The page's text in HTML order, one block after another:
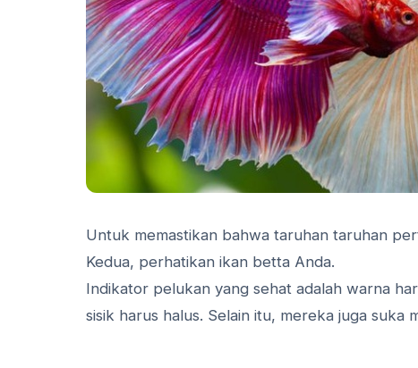
Untuk memastikan bahwa taruhan taruhan
Kedua, perhatikan ikan betta Anda.
Indikator pelukan yang sehat adalah warna
sisik harus halus. Selain itu, mereka juga suka